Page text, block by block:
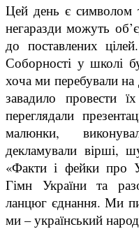
Цей день є символом
негаразди можуть
до поставлених
Соборності у школі
хоча ми перебували на
завадило провести
переглядали
малюнки,
декламували вірші,
«Факти і фейки про
Гімн України та
ланцюг єднання. Ми
ми – український